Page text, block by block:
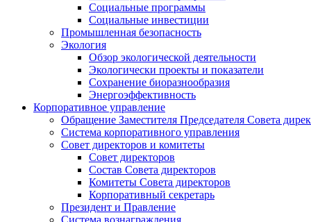
Социальные программы
Социальные инвестиции
Промышленная безопасность
Экология
Обзор экологической деятельности
Экологически проекты и показатели
Сохранение биоразнообразия
Энергоэффективность
Корпоративное управление
Обращение Заместителя Председателя Совета
Система корпоративного управления
Совет директоров и комитеты
Совет директоров
Состав Совета директоров
Комитеты Совета директоров
Корпоративный секретарь
Президент и Правление
Система вознаграждения